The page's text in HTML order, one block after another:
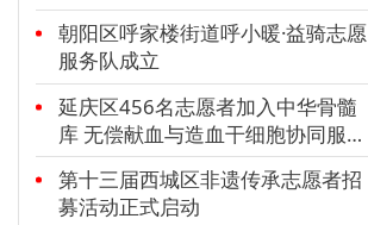
榜样人物
身边好人
文明评论
北京宣传文化引导基金
朝阳区呼家楼街道呼小暖·益骑志愿
服务队成立
延庆区456名志愿者加入中华骨髓
库 无偿献血与造血干细胞协同服务
模式成为全市红十字系统示范样板
第十三届西城区非遗传承志愿者招
募活动正式启动